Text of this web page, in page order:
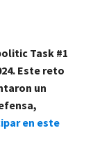
Task #1
Este reto
un
en este